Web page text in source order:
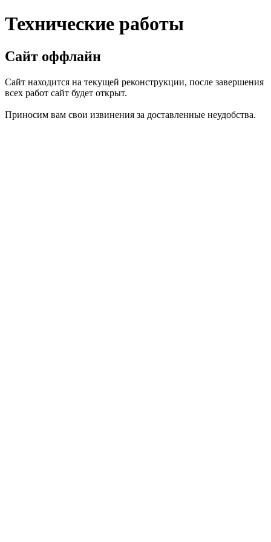
Технические работы
Сайт оффлайн
Сайт находится на текущей реконструкции, после завершения
всех работ сайт будет открыт.
Приносим вам свои извинения за доставленные неудобства.